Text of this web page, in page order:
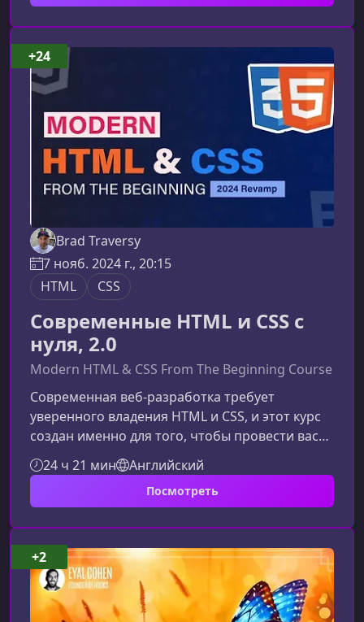
инструментом роста.Почему React 19 — это
новая эпоха для разработчиковReact 19
приносит три ключевых изменения, которые
полностью меняют подход к разработке
интерфейсов. В Epic React v2
Brad Traversy
7 нояб. 2024 г., 20:15
HTML
CSS
Современные HTML и CSS с
нуля, 2.0
Modern HTML & CSS From The Beginning Course
Современная веб-разработка требует
уверенного владения HTML и CSS, и этот курс
создан именно для того, чтобы провести вас
путь от базовой разметки до
профессиональных интерфейсов. Материал
подается структурировано, практично и
представляет собой курс по HTML и CSS
2.0Обновлённая программа охватывает
фундаментальные концепции и современные
практики, включая продвинутые CSS‑техники,
адаптивную вёрстку и ра
24 ч 21 мин Английский
Посмотреть
+24
+2